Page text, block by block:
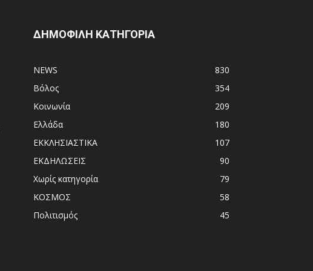
ΔΗΜΟΦΙΛΗ ΚΑΤΗΓΟΡΙΑ
NEWS
830
Βόλος
354
Κοινωνία
209
Ελλάδα
180
ΕΚΚΛΗΣΙΑΣΤΙΚΑ
107
ΕΚΔΗΛΩΣΕΙΣ
90
Χωρίς κατηγορία
79
ΚΟΣΜΟΣ
58
Πολιτισμός
45